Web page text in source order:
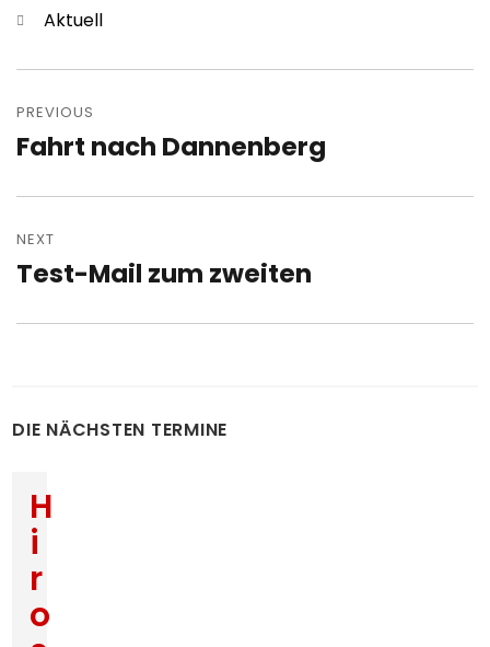
Categories
Aktuell
navigation
PREVIOUS
Previous
Fahrt nach Dannenberg
NEXT
Next
Test-Mail zum zweiten
DIE NÄCHSTEN TERMINE
H
i
r
o